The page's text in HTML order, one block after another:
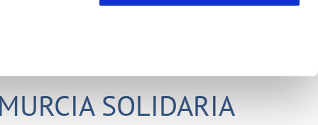
SOLIDARIA